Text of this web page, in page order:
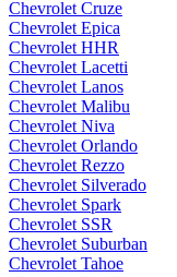
Chevrolet Cruze
Chevrolet Epica
Chevrolet HHR
Chevrolet Lacetti
Chevrolet Lanos
Chevrolet Malibu
Chevrolet Niva
Chevrolet Orlando
Chevrolet Rezzo
Chevrolet Silverado
Chevrolet Spark
Chevrolet SSR
Chevrolet Suburban
Chevrolet Tahoe